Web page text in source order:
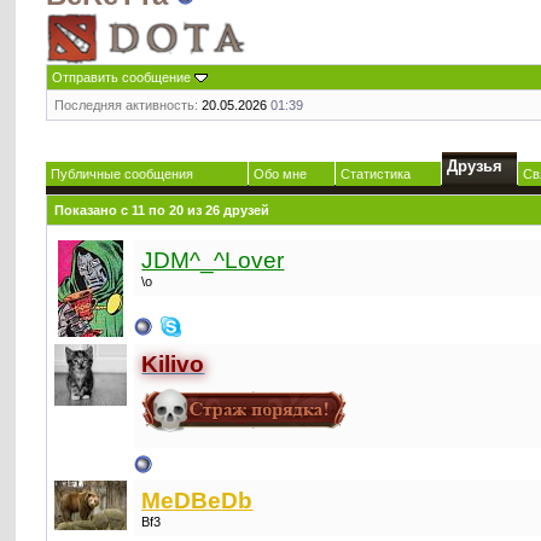
Отправить сообщение
Последняя активность: 20.05.202601:39
Публичные сообщения Обо мне Статистика Друзья
Показано с 11 по 20 из 26 друзей
JDM^_^Lover
\o
Kilivo
MeDBeDb
Bf3